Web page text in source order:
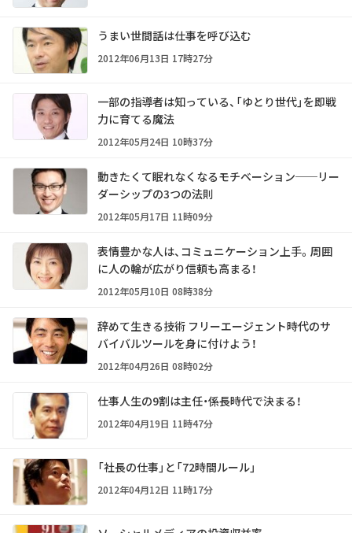
うまい世間話は仕事を呼び込む
2012年06月13日 17時27分
一部の指導者は知っている、「ゆとり世代」を即戦
力に育てる魔法
2012年05月24日 10時37分
動きたくて眠れなくなるモチベーション──リー
ダーシップの3つの法則
2012年05月17日 11時09分
表情豊かな人は、コミュニケーション上手。周囲
に人の輪が広がり信頼も高まる！
2012年05月10日 08時38分
辞めて生きる技術 フリーエージェント時代のサ
バイバルツールを身に付けよう！
2012年04月26日 08時02分
仕事人生の9割は主任・係長時代で決まる！
2012年04月19日 11時47分
「社長の仕事」と「72時間ルール」
2012年04月12日 11時17分